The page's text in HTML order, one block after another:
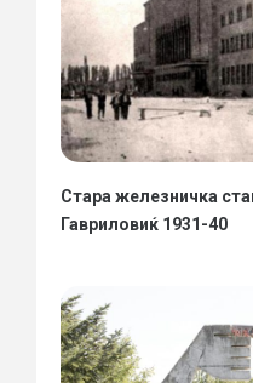
Стара железничка
Гавриловиќ 1931-40